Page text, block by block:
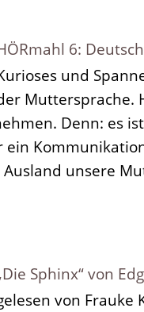
6:
und
Muttersprache.
Denn: es
ein
unsere
Sphinx“ von
von